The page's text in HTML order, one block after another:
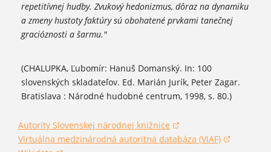
repetitívnej hudby. Zvukový hedonizmus, dôraz na dynamiku
a zmeny hustoty faktúry sú obohatené prvkami tanečnej
gracióznosti a šarmu."
(CHALUPKA, Ľubomír: Hanuš Domanský. In: 100
slovenských skladateľov. Ed. Marián Jurík, Peter Zagar.
Bratislava : Národné hudobné centrum, 1998, s. 80.)
Autority Slovenskej národnej knižnice
(otvorí sa v novom okne)
Virtuálna medzinárodná autoritná databáza (VIAF)
(otvorí sa v novom okne)